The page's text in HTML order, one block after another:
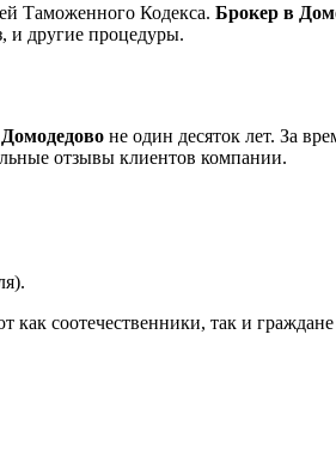
Таможенного Кодекса. Брокер в
и другие процедуры.
не один десяток лет. За
отзывы клиентов компании.
соотечественники, так и